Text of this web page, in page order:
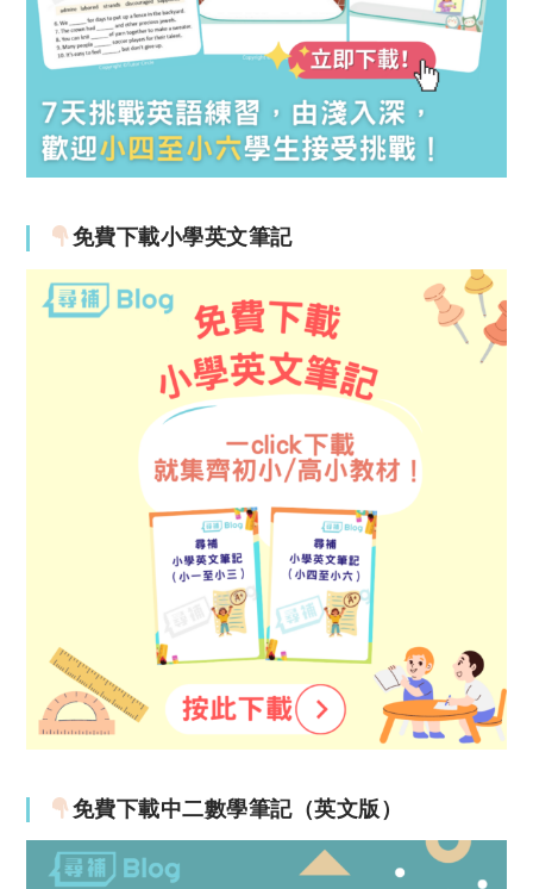
免費下載小學英文筆記
免費下載中二數學筆記（英文版）